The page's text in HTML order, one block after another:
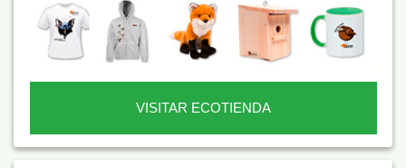
VISITAR ECOTIENDA